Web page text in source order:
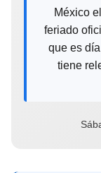
México
feriado
que es
tiene